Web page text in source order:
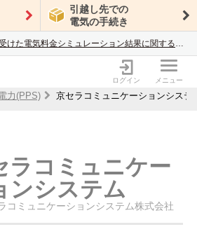
引越し先での
電気の手続き
中東情勢を受けた電気料金シミュレーション結果に関するご案内
ガス比較サイト エネチェンジ
ログイン メニュー
力(PPS) 京セラコミュニケーションシステ
ラコミュニケー
ンシステム
コミュニケーションシステム株式会社